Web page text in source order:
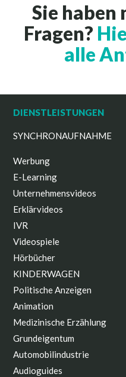
Sie haben
Fragen?
alle
DIENSTLEISTUNGEN
SYNCHRONAUFNAHME
Werbung
E-Learning
Unternehmensvideos
Erklärvideos
IVR
Videospiele
Hörbücher
KINDERWAGEN
Politische Anzeigen
Animation
Medizinische Erzählung
Grundeigentum
Automobilindustrie
Audioguides